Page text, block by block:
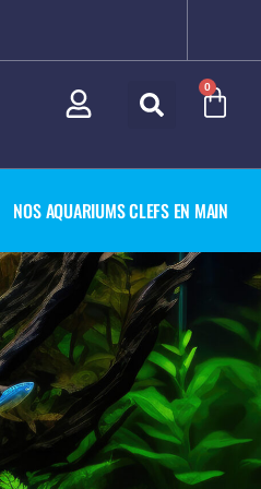
0
NOS AQUARIUMS CLEFS EN MAIN